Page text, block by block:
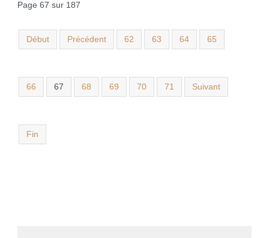
Page 67 sur 187
Début Précédent 62 63 64 65
66 67 68 69 70 71 Suivant
Fin